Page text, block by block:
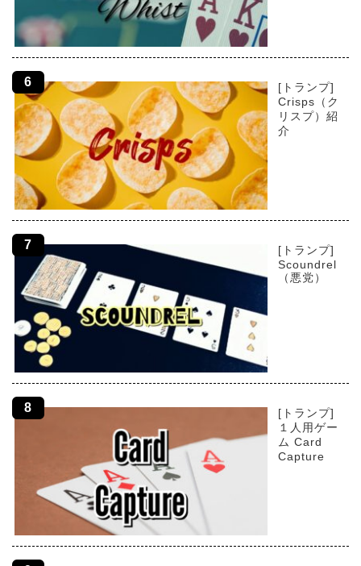
[トランプ]
Crisps（ク
リスプ）紹
介
[トランプ]
Scoundrel
（悪党）
[トランプ]
１人用ゲー
ム Card
Capture